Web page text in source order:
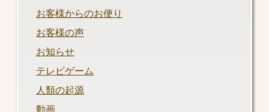
お客様からのお便り
お客様の声
お知らせ
テレビゲーム
人類の起源
動画